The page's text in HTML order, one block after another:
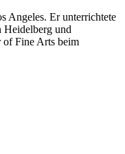
Angeles. Er unterrichtete
Heidelberg und
of Fine Arts beim